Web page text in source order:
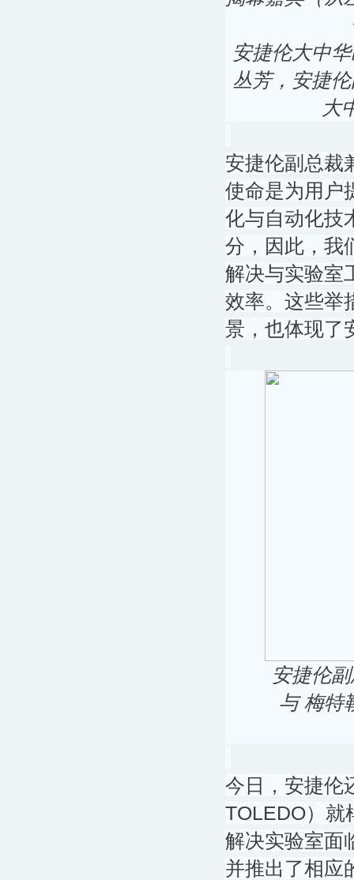
安捷伦大中
丛芳，安捷
大
安捷伦副总裁
使命是为用户
化与自动化技
分，因此，我
解决与实验室
效率。这些举
景，也体现了
安捷伦
与 梅特
今日，安捷伦
TOLEDO）就
解决实验室
并推出了相应